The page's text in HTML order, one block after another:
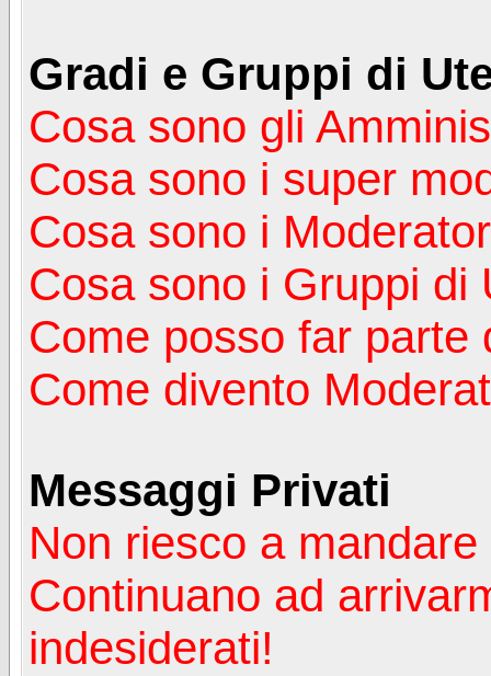
Gradi e Gruppi di
Cosa sono gli
Cosa sono i super
Cosa sono i
Cosa sono i Gruppi di
Come posso far parte
Come divento
Messaggi Privati
Non riesco a
Continuano ad
indesiderati!